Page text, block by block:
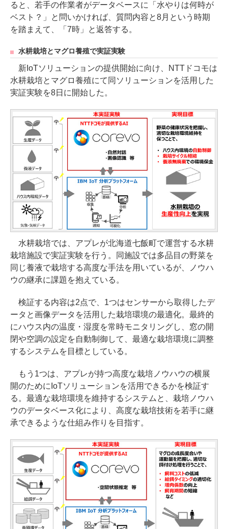
ると、若手の作業者がデータベースに「水やりは何時が
ベスト？」と問いかければ、質問内容と8月という時期
を踏まえて、「7時」と返答する。
水耕栽培とマグロ養殖で実証実験
新IoTソリューションの提供開始に向け、NTTドコモは
水耕栽培とマグロ養殖にて同ソリューションを活用した
実証実験を8日に開始した。
水耕栽培では、アプレが北海道七飯町で運営する水耕
栽培施設で実証実験を行う。同施設では多品目の野菜を
同じ養液で栽培する高度な手法を用いているが、ノウハ
ウの継承に課題を抱えている。
検証する内容は2点で、1つはセンサーから取得したデ
ータと画像データを活用した栽培環境の最適化。最終的
にハウス内の温度・湿度を常時モニタリングし、窓の開
閉や空調の設定を自動制御して、最適な栽培環境に調整
するシステムを目標としている。
もう1つは、アプレが持つ高度な栽培ノウハウの横展
開のためにIoTソリューションを活用できるかを検証す
る。最適な栽培環境を維持するシステムと、栽培ノウハ
ウのデータベース化により、高度な栽培技術を若手に継
承できるような仕組み作りを目指す。